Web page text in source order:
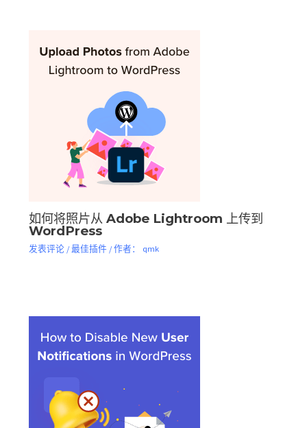
如何将照片从 Adob​​e Lightroom 上传到
WordPress
发表评论 /最佳插件/ 作者： qmk